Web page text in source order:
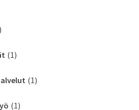
(1)
(1)
(1)